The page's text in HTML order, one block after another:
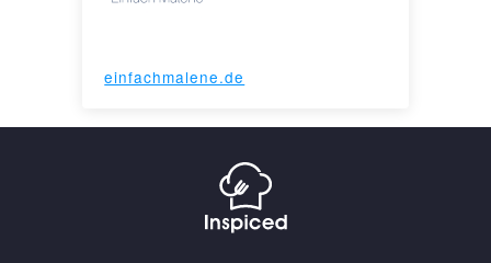
einfachmalene.de